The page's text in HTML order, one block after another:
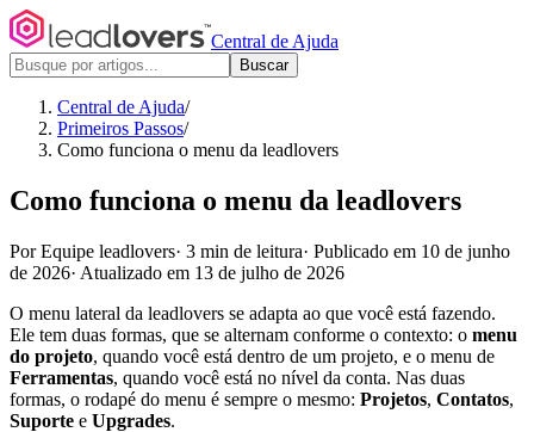
Central de Ajuda
Buscar
Central de Ajuda/
Primeiros Passos/
Como funciona o menu da leadlovers
Como funciona o menu da leadlovers
Por Equipe leadlovers· 3 min de leitura· Publicado em 10 de junho
de 2026· Atualizado em 13 de julho de 2026
O menu lateral da leadlovers se adapta ao que você está fazendo.
Ele tem duas formas, que se alternam conforme o contexto: o menu
do projeto, quando você está dentro de um projeto, e o menu de
Ferramentas, quando você está no nível da conta. Nas duas
formas, o rodapé do menu é sempre o mesmo: Projetos, Contatos,
Suporte e Upgrades.